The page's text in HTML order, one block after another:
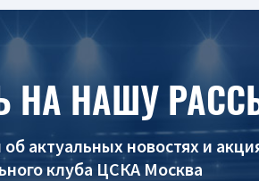
НА НАШУ
актуальных новостях и
клуба ЦСКА Москва